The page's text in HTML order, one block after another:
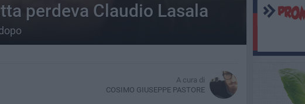
perdeva Claudio Lasala
A cura di
COSIMO GIUSEPPE PASTORE